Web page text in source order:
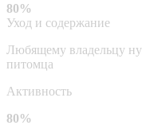
80%
Уход и содержание
Любящему владельцу
питомца
Активность
80%